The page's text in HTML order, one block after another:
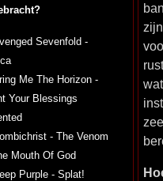
Sevenfold -
Me The Horizon -
Your Blessings
- The Venom
Mouth Of God
Purple - Splat!